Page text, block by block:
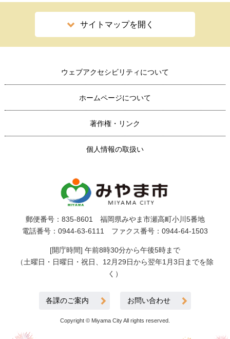
サイトマップを開く
ウェブアクセシビリティについて
ホームページについて
著作権・リンク
個人情報の取扱い
郵便番号：835-8601 福岡県みやま市瀬高町小川5番地
電話番号：0944-63-6111 ファクス番号：0944-64-1503
[開庁時間] 午前8時30分から午後5時まで
（土曜日・日曜日・祝日、12月29日から翌年1月3日までを除
く）
各課のご案内 お問い合わせ
Copyright © Miyama City All rights reserved.